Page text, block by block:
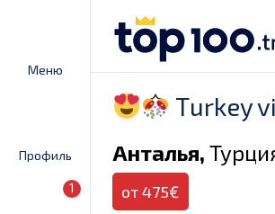
Меню
Профиль
1
Тurkey
Анталья,
от 475€